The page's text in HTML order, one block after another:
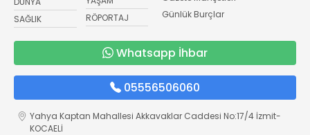
SAĞLIK
RÖPORTAJ
Günlük Burçlar
Whatsapp İhbar
05556506060
Yahya Kaptan Mahallesi Akkavaklar Caddesi No:17/4 İzmit-
KOCAELİ